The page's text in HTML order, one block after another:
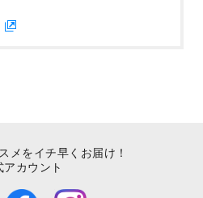
メをイチ早くお届け！
アカウント